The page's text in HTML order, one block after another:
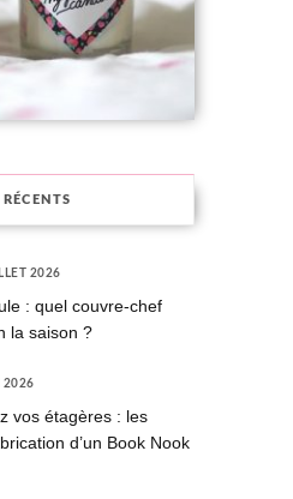
2026
: quel couvre-chef
la saison ?
2026
vos étagères : les
d’un Book Nook